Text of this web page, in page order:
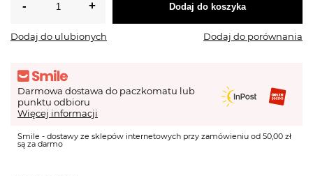
Dodaj do koszyka
Dodaj do ulubionych Dodaj do porównania
Darmowa dostawa do paczkomatu lub
punktu odbioru
Więcej informacji
Smile - dostawy ze sklepów internetowych przy zamówieniu od 50,00 zł
są za darmo